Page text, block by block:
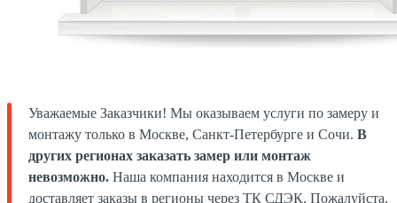
Уважаемые Заказчики! Мы оказываем услуги по замеру и
монтажу только в Москве, Санкт-Петербурге и Сочи. В
других регионах заказать замер или монтаж
невозможно. Наша компания находится в Москве и
доставляет заказы в регионы через ТК СДЭК. Пожалуйста,